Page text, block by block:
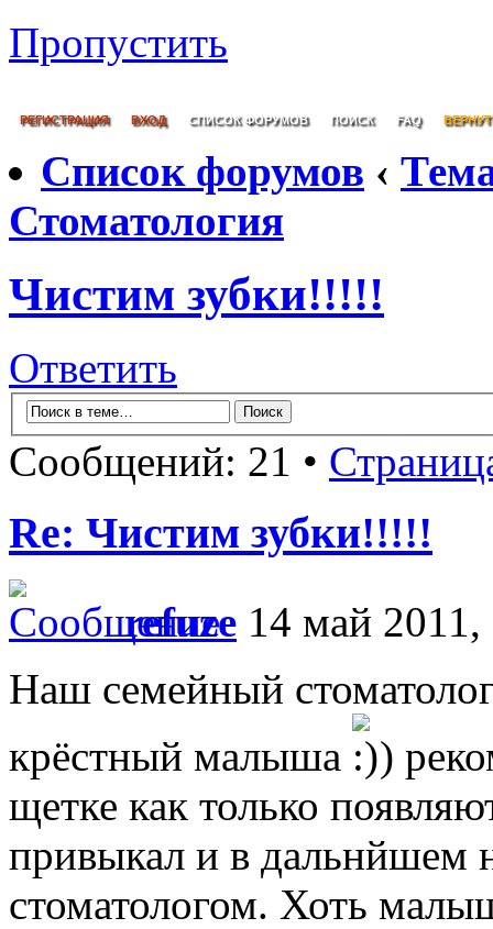
Пропустить
РЕГИСТРАЦИЯ ВХОД СПИСОК ФОРУМОВ ПОИСК FAQ
Список форумов ‹
Стоматология
Чистим зубки!!!!!
Ответить
Сообщений: 21 •
Re: Чистим зубки!!!!!
refuze 14 май
Наш семейный
крёстный малыша
)
щетке как только
привыкал и в дальнйшем
стоматологом. Хоть